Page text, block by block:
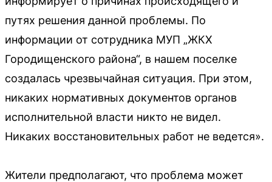
путях решения данной проблемы. По
информации от сотрудника МУП „ЖКХ
Городищенского района“, в нашем поселке
создалась чрезвычайная ситуация. При этом,
никаких нормативных документов органов
исполнительной власти никто не видел.
Никаких восстановительных работ не ведется».
Жители предполагают, что проблема может